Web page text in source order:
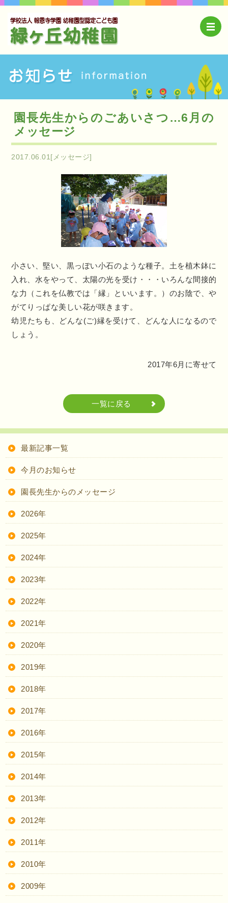
園長先生からのごあいさつ…6月の
メッセージ
2017.06.01[メッセージ]
小さい、堅い、黒っぽい小石のような種子。土を植木鉢に
入れ、水をやって、太陽の光を受け・・・いろんな間接的
な力（これを仏教では「縁」といいます。）のお陰で、や
がてりっぱな美しい花が咲きます。
幼児たちも、どんな(ご)縁を受けて、どんな人になるので
しょう。
2017年6月に寄せて
一覧に戻る
最新記事一覧
今月のお知らせ
園長先生からのメッセージ
2026年
2025年
2024年
2023年
2022年
2021年
2020年
2019年
2018年
2017年
2016年
2015年
2014年
2013年
2012年
2011年
2010年
2009年